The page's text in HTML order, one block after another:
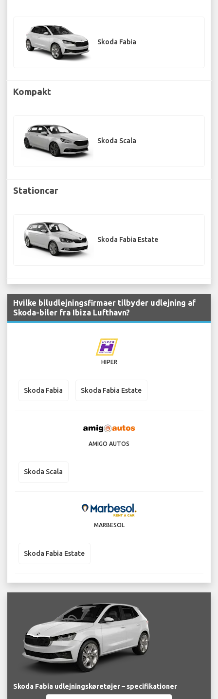
Skoda Fabia
Kompakt
Skoda Scala
Stationcar
Skoda Fabia Estate
Hvilke biludlejningsfirmaer tilbyder udlejning af
Skoda-biler fra Ibiza Lufthavn?
HIPER
Skoda Fabia Skoda Fabia Estate
AMIGO AUTOS
Skoda Scala
MARBESOL
Skoda Fabia Estate
Skoda Fabia udlejningskøretøjer – specifikationer